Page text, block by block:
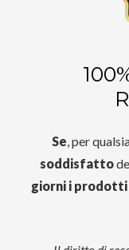
Se , per
soddisfatto
giorni i prodotti